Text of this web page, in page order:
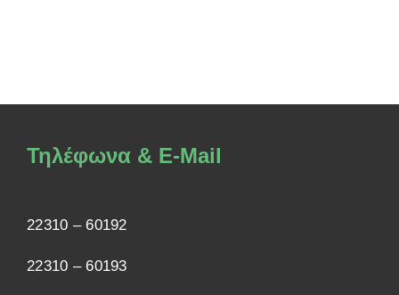
Τηλέφωνα & E-Mail
22310 – 60192
22310 – 60193